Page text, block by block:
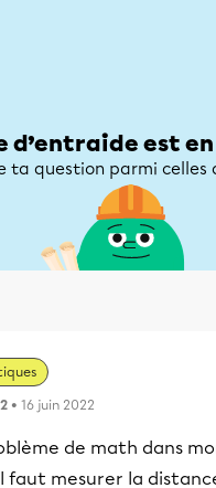
d’entraide est
ta question parmi celles
• 16 juin 2022
de math dans
faut mesurer la